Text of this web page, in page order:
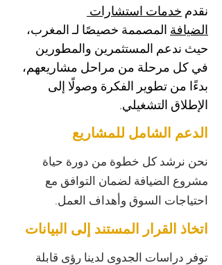
نقدم خدمات استشارات
الضيافة المصممة خصيصًا لـ المغرب،
حيث ندعم المستثمرين والمطورين
في كل مرحلة من مراحل مشاريعهم،
بدءًا من تطوير الفكرة وصولًا إلى
الإطلاق التشغيلي.
الدعم الشامل للمشاريع
نحن نرشد كل خطوة من دورة حياة
مشروع الضيافة لضمان التوافق مع
احتياجات السوق وأهداف العمل.
اتخاذ القرار المستند إلى البيانات
توفر دراسات الجدوى لدينا رؤى قابلة